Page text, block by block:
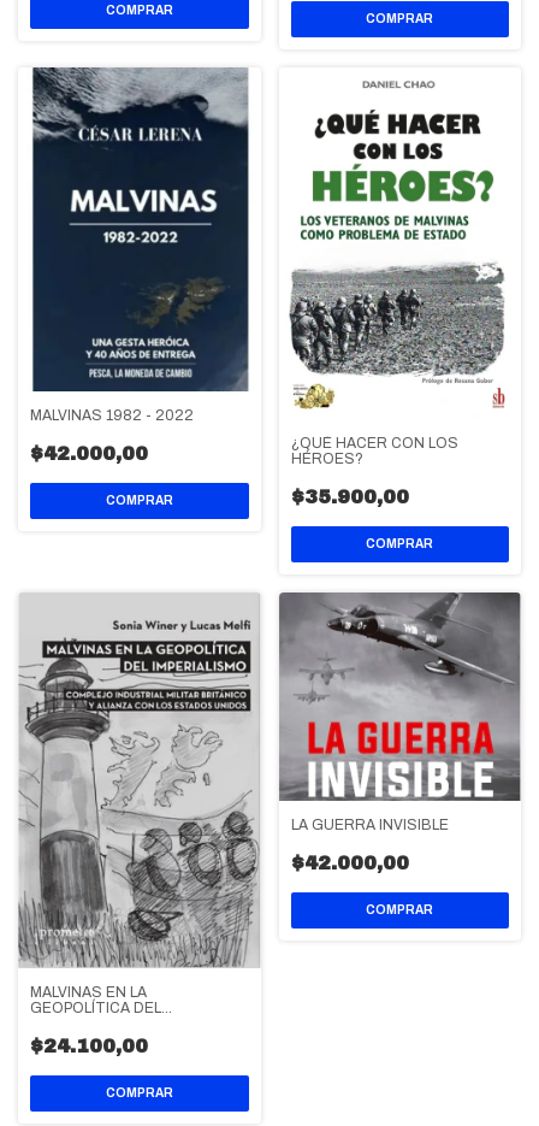
MALVINAS 1982 - 2022
$42.000,00
¿QUÉ HACER CON LOS
HÉROES?
$35.900,00
MALVINAS EN LA
GEOPOLÍTICA DEL
$24.100,00
LA GUERRA INVISIBLE
$42.000,00